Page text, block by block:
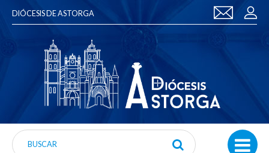
DIÓCESIS DE ASTORGA